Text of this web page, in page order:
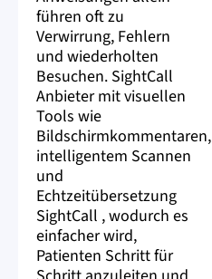
führen oft zu
Verwirrung, Fehlern
und wiederholten
Besuchen. SightCall
Anbieter mit visuellen
Tools wie
Bildschirmkommentaren,
intelligentem Scannen
und
Echtzeitübersetzung
SightCall , wodurch es
einfacher wird,
Patienten Schritt für